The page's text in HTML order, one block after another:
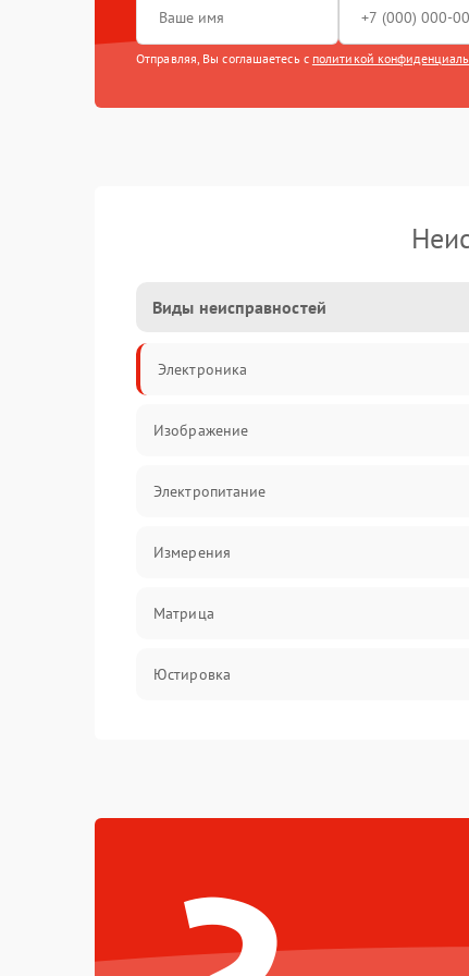
Отправляя, Вы соглашаетесь с политикой
Виды неисправностей
Электроника
Изображение
Электропитание
Измерения
Матрица
Юстировка